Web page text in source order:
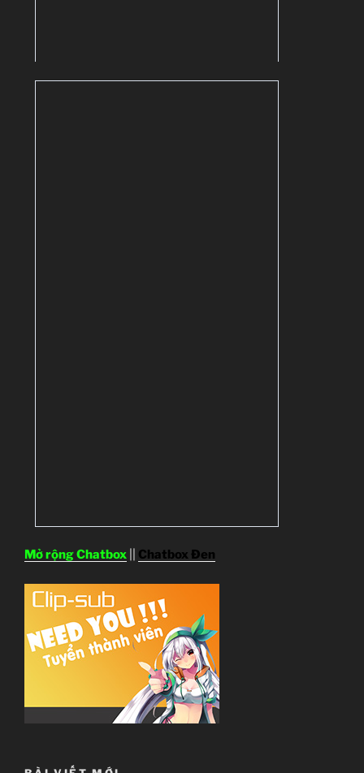
Mở rộng Chatbox Chatbox Đen